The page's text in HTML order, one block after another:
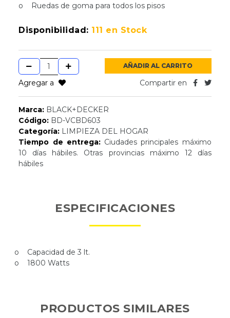
o Ruedas de goma para todos los pisos
Disponibilidad: 111 en Stock
AÑADIR AL CARRITO
Agregar a Compartir en
Marca: BLACK+DECKER
Código: BD-VCBD603
Categoría: LIMPIEZA DEL HOGAR
Tiempo de entrega:Ciudades principales máximo
10 días hábiles. Otras provincias máximo 12 días
hábiles
ESPECIFICACIONES
o Capacidad de 3 lt.
o 1800 Watts
PRODUCTOS SIMILARES